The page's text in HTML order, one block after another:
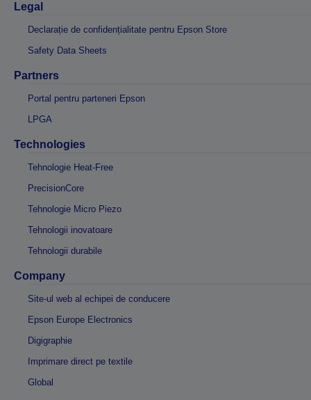
Legal
Declarație de confidențialitate pentru Epson Store
Safety Data Sheets
Partners
Portal pentru parteneri Epson
LPGA
Technologies
Tehnologie Heat-Free
PrecisionCore
Tehnologie Micro Piezo
Tehnologii inovatoare
Tehnologii durabile
Company
Site-ul web al echipei de conducere
Epson Europe Electronics
Digigraphie
Imprimare direct pe textile
Global